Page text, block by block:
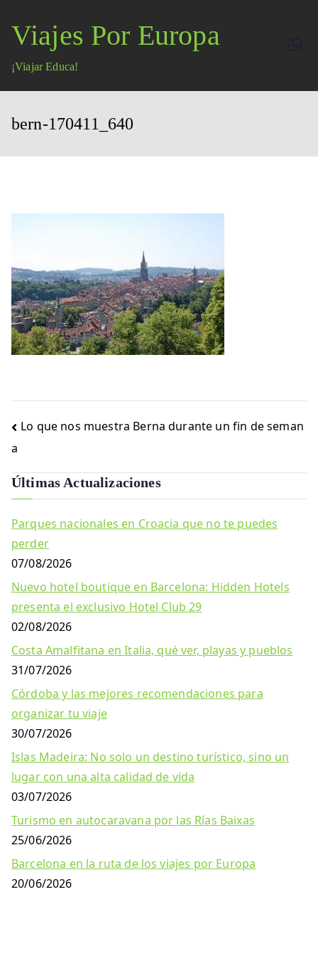
contenido
Viajes Por Europa
¡Viajar Educa!
bern-170411_640
Navegación
de
entradas
Lo que nos muestra Berna durante un fin de seman
a
Últimas Actualizaciones
Parques nacionales en Croacia que no te puedes
perder
07/08/2026
Nuevo hotel boutique en Barcelona: Hidden Hotels
presenta el exclusivo Hotel Club 29
02/08/2026
Costa Amalfitana en Italia, qué ver, playas y pueblos
31/07/2026
Córdoba y las mejores recomendaciones para
organizar tu viaje
30/07/2026
Islas Madeira: No solo un destino turístico, sino un
lugar con una alta calidad de vida
03/07/2026
Turismo en autocaravana por las Rías Baixas
25/06/2026
Barcelona en la ruta de los viajes por Europa
20/06/2026